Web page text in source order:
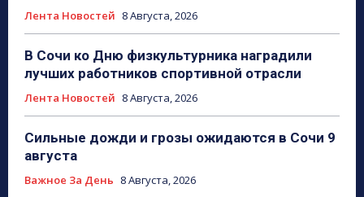
Лента Новостей 8 Августа, 2026
В Сочи ко Дню физкультурника наградили
лучших работников спортивной отрасли
Лента Новостей 8 Августа, 2026
Сильные дожди и грозы ожидаются в Сочи 9
августа
Важное За День 8 Августа, 2026